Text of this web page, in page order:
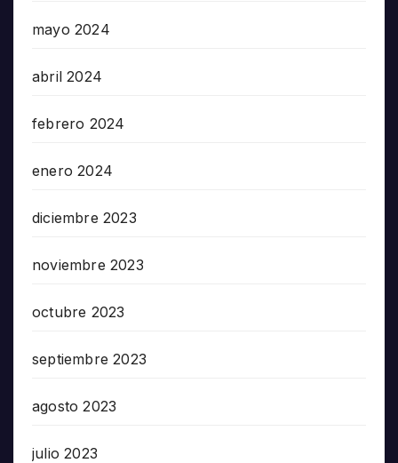
mayo 2024
abril 2024
febrero 2024
enero 2024
diciembre 2023
noviembre 2023
octubre 2023
septiembre 2023
agosto 2023
julio 2023